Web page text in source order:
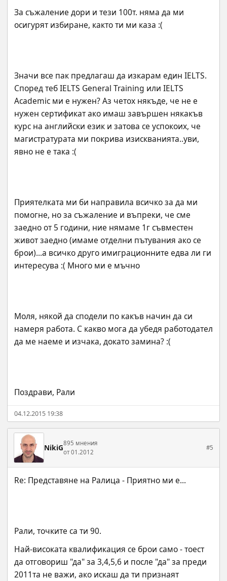
За съжаление дори и тези 100т. няма да ми
Значи все пак предлагаш да изкарам един IELTS.
Според теб IELTS General Training или IELTS
Academic ми е нужен? Аз четох някъде, че не е
нужен сертификат ако имаш завършен някакъв
курс на английски език и затова се успокоих, че
магистратурата ми покрива изискванията..уви,
Приятелката ми би направила всичко за да ми
помогне, но за съжаление и въпреки, че сме
заедно от 5 години, ние нямаме 1г съвместен
живот заедно (имаме отделни пътувания ако се
брои)...а всичко друго имиграционните едва ли ги
Моля, някой да сподели по какъв начин да си
намеря работа. С какво мога да убедя работодател
Поздрави, Рали
04.12.2015 19:38
NikiG895 мнения
от 01.2012
#5
Рали, точките са ти 90.
Най-високата квалификация се брои само - тоест
да отговориш "да" за 3,4,5,6 и после "да" за преди
2011та не важи, ако искаш да ти признаят